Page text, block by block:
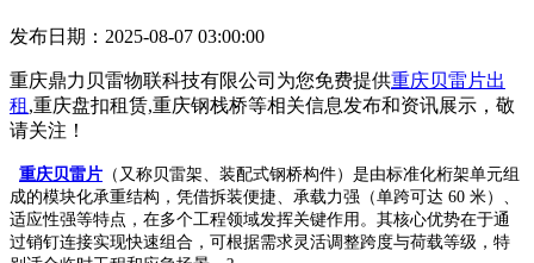
发布日期：2025-08-07 03:00:00
重庆鼎力贝雷物联科技有限公司为您免费提供重庆贝雷片出
租 ,重庆盘扣租赁,重庆钢栈桥等相关信息发布和资讯展示，敬
请关注！
重庆贝雷片 （又称贝雷架、装配式钢桥构件）是由标准化桁架单元组
成的模块化承重结构，凭借拆装便捷、承载力强（单跨可达 60 米）、
适应性强等特点，在多个工程领域发挥关键作用。其核心优势在于通
过销钉连接实现快速组合，可根据需求灵活调整跨度与荷载等级，特